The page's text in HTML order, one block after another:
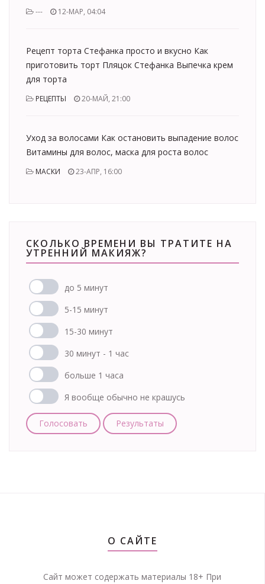
--- 12-МАР, 04:04
Рецепт торта Стефанка просто и вкусно Как
приготовить торт Пляцок Стефанка Выпечка крем
для торта
РЕЦЕПТЫ 20-МАЙ, 21:00
Уход за волосами Как остановить выпадение волос
Витамины для волос, маска для роста волос
МАСКИ 23-АПР, 16:00
СКОЛЬКО ВРЕМЕНИ ВЫ ТРАТИТЕ НА
УТРЕННИЙ МАКИЯЖ?
до 5 минут
5-15 минут
15-30 минут
30 минут - 1 час
больше 1 часа
Я вообще обычно не крашусь
Голосовать Результаты
О САЙТЕ
Сайт может содержать материалы 18+ При